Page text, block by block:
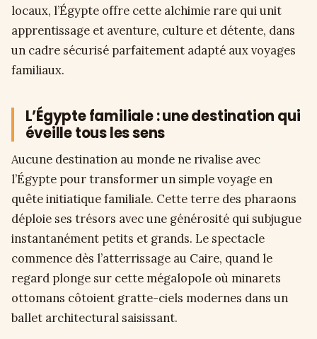
locaux, l’Égypte offre cette alchimie rare qui unit
apprentissage et aventure, culture et détente, dans
un cadre sécurisé parfaitement adapté aux voyages
familiaux.
L’Égypte familiale : une destination qui
éveille tous les sens
Aucune destination au monde ne rivalise avec
l’Égypte pour transformer un simple voyage en
quête initiatique familiale. Cette terre des pharaons
déploie ses trésors avec une générosité qui subjugue
instantanément petits et grands. Le spectacle
commence dès l’atterrissage au Caire, quand le
regard plonge sur cette mégalopole où minarets
ottomans côtoient gratte-ciels modernes dans un
ballet architectural saisissant.